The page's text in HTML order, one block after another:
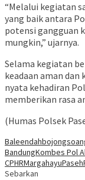
“Melalui kegiatan
yang baik antara
potensi gangguan
mungkin,” ujarnya.
Selama kegiatan
keadaan aman dan
nyata kehadiran
memberikan rasa
(Humas Polsek
Baleendah
BandungKombes Pol
CPHRMargahayuPaseh
Sebarkan